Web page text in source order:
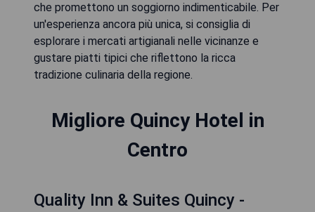
che promettono un soggiorno indimenticabile. Per
un'esperienza ancora più unica, si consiglia di
esplorare i mercati artigianali nelle vicinanze e
gustare piatti tipici che riflettono la ricca
tradizione culinaria della regione.
Migliore Quincy Hotel in
Centro
Quality Inn & Suites Quincy -